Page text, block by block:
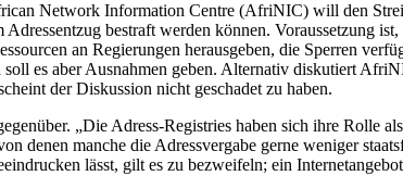
Network Information Centre (AfriNIC) will den
bestraft werden können. Voraussetzung
an Regierungen herausgeben, die Sperren
es aber Ausnahmen geben. Alternativ diskutiert
der Diskussion nicht geschadet zu haben.
„Die Adress-Registries haben sich ihre Rolle
denen manche die Adressvergabe gerne weniger
lässt, gilt es zu bezweifeln; ein